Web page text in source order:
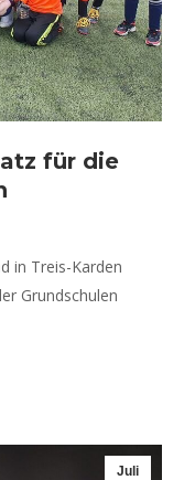
für die
in Treis-Karden
Grundschulen
Juli